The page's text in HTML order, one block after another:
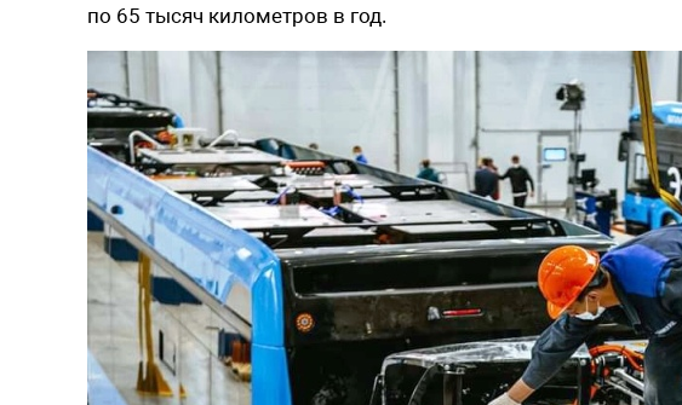
по 65 тысяч километров в год.